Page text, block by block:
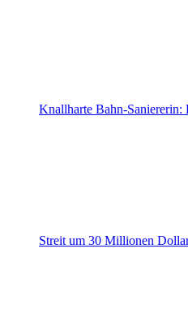
Knallharte Bahn-
Streit um 30 Millionen